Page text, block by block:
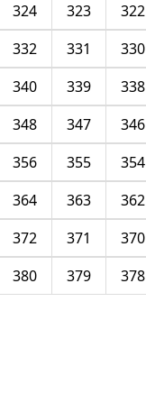
322
323
324
330
331
332
338
339
340
346
347
348
354
355
356
362
363
364
370
371
372
378
379
380